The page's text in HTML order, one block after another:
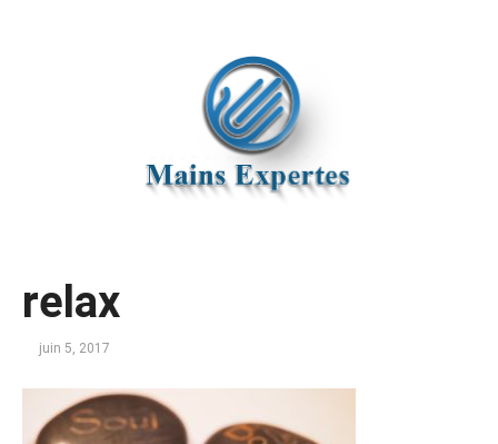
relax
juin 5, 2017